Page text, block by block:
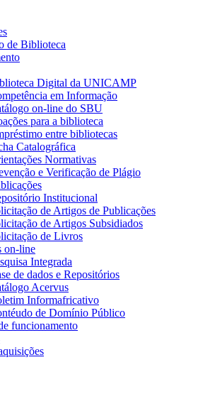
de Biblioteca
Digital da UNICAMP
em Informação
on-line do SBU
para a biblioteca
entre bibliotecas
Catalográfica
Normativas
e Verificação de Plágio
Institucional
de Artigos de Publicações
de Artigos Subsidiados
de Livros
on-line
Integrada
de dados e Repositórios
Acervus
Informafricativo
de Domínio Público
funcionamento